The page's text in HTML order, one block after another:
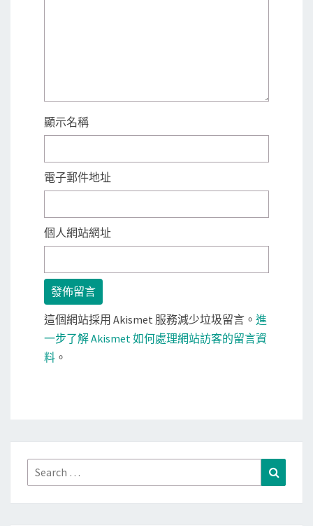
顯示名稱
電子郵件地址
個人網站網址
這個網站採用 Akismet 服務減少垃圾留言。 進
一步了解 Akismet 如何處理網站訪客的留言資
料 。
Search
for: